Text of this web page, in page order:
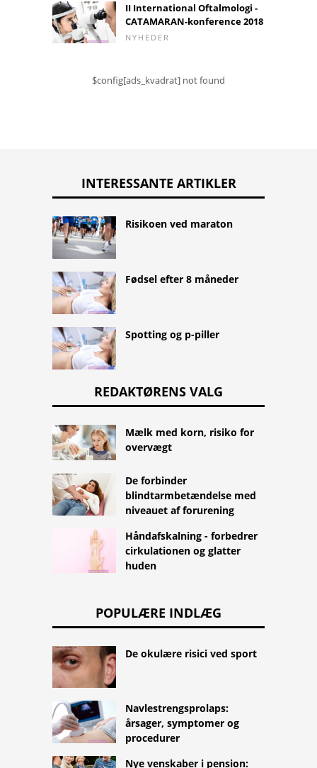
II International Oftalmologi -
CATAMARAN-konference 2018
NYHEDER
$config[ads_kvadrat] not found
INTERESSANTE ARTIKLER
Risikoen ved maraton
Fødsel efter 8 måneder
Spotting og p-piller
REDAKTØRENS VALG
Mælk med korn, risiko for
overvægt
De forbinder
blindtarmbetændelse med
niveauet af forurening
Håndafskalning - forbedrer
cirkulationen og glatter
huden
POPULÆRE INDLÆG
De okulære risici ved sport
Navlestrengsprolaps:
årsager, symptomer og
procedurer
Nye venskaber i pension: